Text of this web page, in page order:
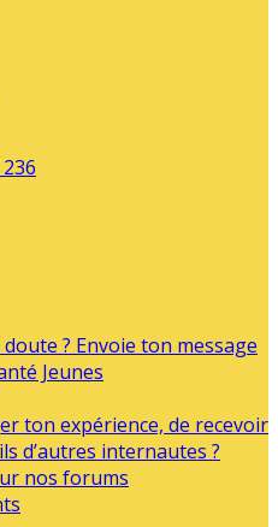
? Envoie ton message
Jeunes
ton expérience, de recevoir
d’autres internautes ?
nos forums